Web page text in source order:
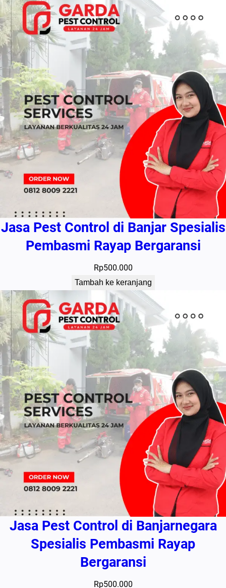
Jasa Pest Control di Banjar Spesialis
Pembasmi Rayap Bergaransi
Rp500.000
Tambah ke keranjang
Jasa Pest Control di Banjarnegara
Spesialis Pembasmi Rayap
Bergaransi
Rp500.000